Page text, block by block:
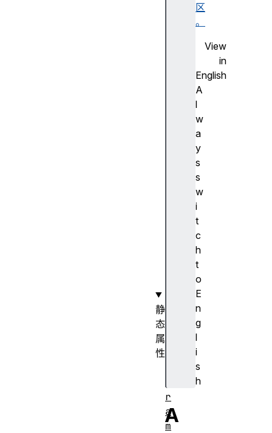
区
。
View
in
English
A
l
w
a
y
s
s
w
i
t
c
h
t
o
E
n
g
l
i
s
h
A
静
态
属
性
r
a
m